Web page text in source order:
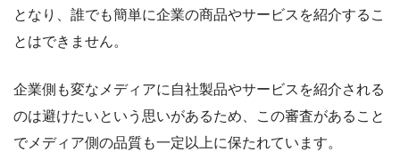
となり、誰でも簡単に企業の商品やサービスを紹介するこ
とはできません。
企業側も変なメディアに自社製品やサービスを紹介される
のは避けたいという思いがあるため、この審査があること
でメディア側の品質も一定以上に保たれています。